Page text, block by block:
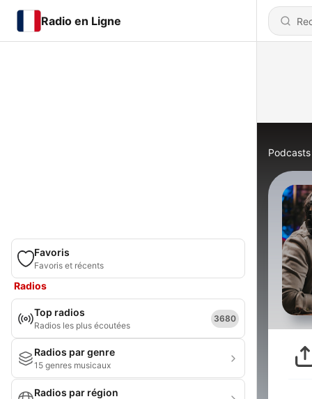
Radio en Ligne
Favoris
Favoris et récents
Radios
Top radios
Radios les plus écoutées
3680
Radios par genre
15 genres musicaux
Radios par région
Podcasts